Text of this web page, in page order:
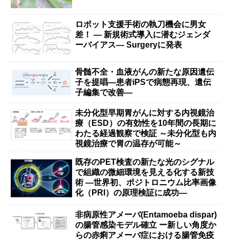
ロボット支援手術の執刀機会に男女
差！ — 新規術式導入に潜むジェンダ
ーバイアス— Surgeryに発表
骨髄不全・血液がんの新たな原因遺伝
子を提唱―患者iPSで病態再現、遺伝
子編集で改善―
未分化型早期胃がんに対する内視鏡治
療（ESD）の有効性を10年間の長期に
わたる経過観察で検証 ～未分化型も内
視鏡治療で胃の温存が可能～
既存のPET検査の新たな光のシグナル
で組織の微細環境を見える化する新技
術 ―世界初、ポジトロニウム比率画像
化（PRI）の原理検証に成功―
非病原性アメーバ(Entamoeba dispar)
の腸管感染モデル確立 ー新しい角度か
らの赤痢アメーバ症における腸管免疫